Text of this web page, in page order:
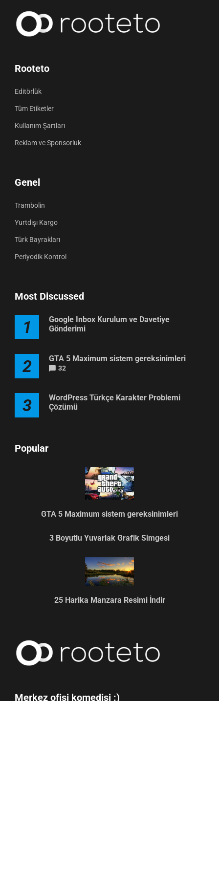
Rooteto
Editörlük
Tüm Etiketler
Kullanım Şartları
Reklam ve Sponsorluk
Genel
Trambolin
Yurtdışı Kargo
Türk Bayrakları
Periyodik Kontrol
Most Discussed
1
Google Inbox Kurulum ve Davetiye
Gönderimi
2 GTA 5 Maximum sistem gereksinimleri
32
3
WordPress Türkçe Karakter Problemi
Çözümü
Popular
GTA 5 Maximum sistem gereksinimleri
3 Boyutlu Yuvarlak Grafik Simgesi
25 Harika Manzara Resimi İndir
Merkez ofisi komedisi :)